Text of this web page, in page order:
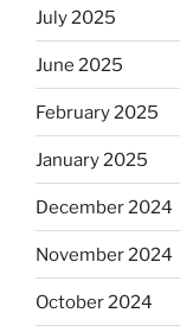
July 2025
June 2025
February 2025
January 2025
December 2024
November 2024
October 2024